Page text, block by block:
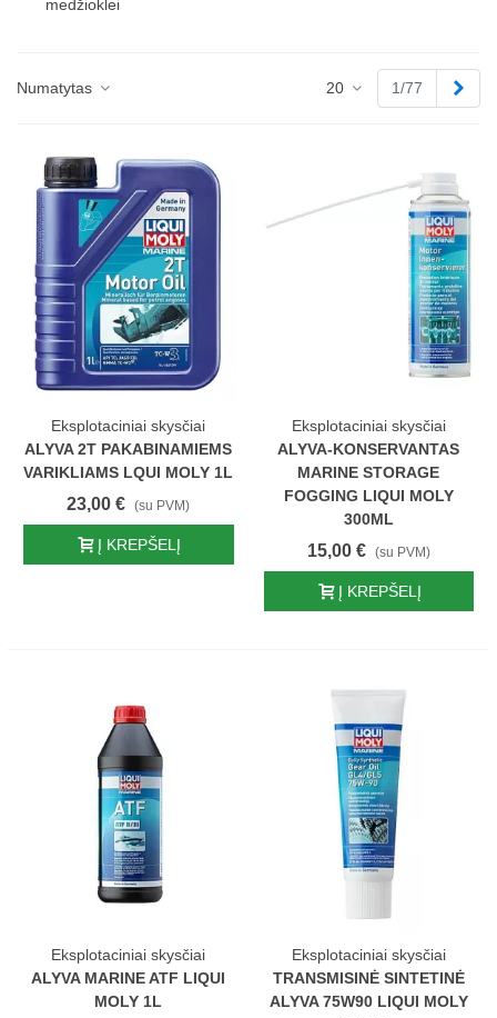
medžioklei
Numatytas 20 1/77
Eksplotaciniai skysčiai
ALYVA 2T PAKABINAMIEMS
VARIKLIAMS LQUI MOLY 1L
23,00 € (su PVM)
Į KREPŠELĮ
Eksplotaciniai skysčiai
ALYVA-KONSERVANTAS
MARINE STORAGE
FOGGING LIQUI MOLY
300ML
15,00 € (su PVM)
Į KREPŠELĮ
Eksplotaciniai skysčiai
ALYVA MARINE ATF LIQUI
MOLY 1L
Eksplotaciniai skysčiai
TRANSMISINĖ SINTETINĖ
ALYVA 75W90 LIQUI MOLY